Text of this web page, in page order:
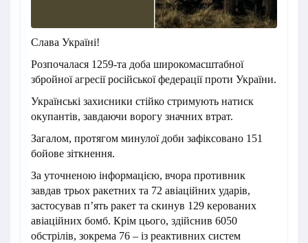
Слава Україні!
Розпочалася 1259-та доба широкомасштабної
збройної агресії російської федерації проти України.
Українські захисники стійко стримують натиск
окупантів, завдаючи ворогу значних втрат.
Загалом, протягом минулої доби зафіксовано 151
бойове зіткнення.
За уточненою інформацією, вчора противник
завдав трьох ракетних та 72 авіаційних ударів,
застосував п’ять ракет та скинув 129 керованих
авіаційних бомб. Крім цього, здійснив 6050
обстрілів, зокрема 76 – із реактивних систем